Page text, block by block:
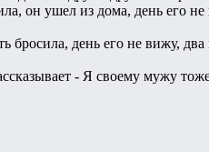
он ушел из дома, день его
бросила, день его не вижу,
- Я своему мужу